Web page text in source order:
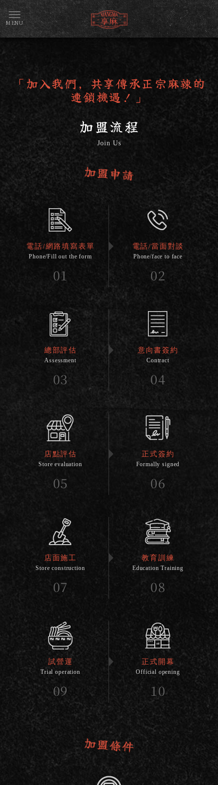
「加入我們，共享傳承正宗麻辣的
連鎖機遇！」
加盟流程
Join Us
加盟申請
電話/網路填寫表單
Phone/Fill out the form
01
電話/當面對談
Phone/face to face
02
總部評估
Assessment
03
意向書簽約
Contract
04
店點評估
Store evaluation
05
正式簽約
Formally signed
06
店面施工
Store construction
07
教育訓練
Education Training
08
試營運
Trial operation
09
正式開幕
Official opening
10
加盟條件